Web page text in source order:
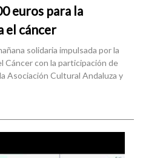
euros para la
el cáncer
solidaria impulsada por la
Cáncer con la participación de
Asociación Cultural Andaluza y